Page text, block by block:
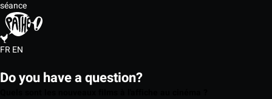
séance
FREN
Do you have a question?